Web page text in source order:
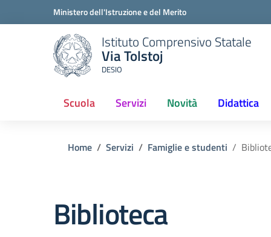
Ministero dell'Istruzione e del Merito
Istituto Comprensivo Statale
Via Tolstoj
DESIO
Scuola Servizi Novità Didattica
Home Servizi Famiglie e studenti
Biblioteca